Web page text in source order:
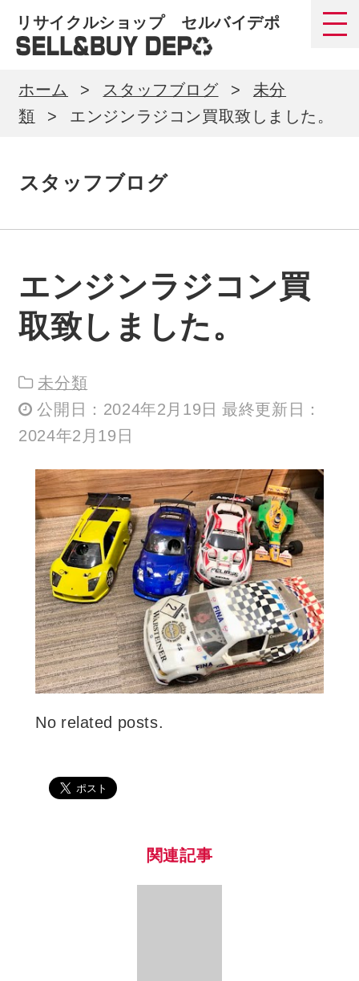
リサイクルショップ セルバイデポ
ホーム スタッフブログ
未分
類
エンジンラジコン買取致しました。
スタッフブログ
エンジンラジコン買
取致しました。
未分類
公開日：2024年2月19日 最終更新日：
2024年2月19日
No related posts.
関連記事